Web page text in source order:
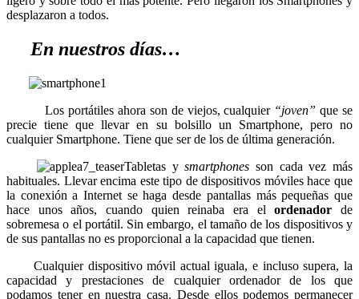
desplazaron a todos.
En nuestros días…
Los portátiles ahora son de viejos, cualquier “joven” que se
precie tiene que llevar en su bolsillo un Smartphone, pero no
cualquier Smartphone. Tiene que ser de los de última generación.
Tabletas ysmartphones son cada vez más
habituales. Llevar encima este tipo de dispositivos móviles hace que
la conexión a Internet se haga desde pantallas más pequeñas que
hace unos años, cuando quien reinaba era elordenador de
sobremesa o el portátil. Sin embargo, el tamaño de los dispositivos y
de sus pantallas no es proporcional a la capacidad que tienen.
Cualquier dispositivo móvil actual iguala, e incluso supera, la
capacidad y prestaciones de cualquier ordenador de los que
podamos tener en nuestra casa. Desde ellos podemos permanecer